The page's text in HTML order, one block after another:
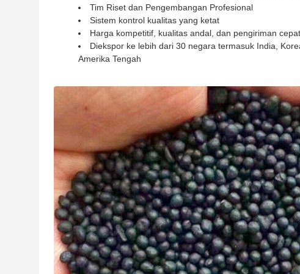
Tim Riset dan Pengembangan Profesional
Sistem kontrol kualitas yang ketat
Harga kompetitif, kualitas andal, dan pengiriman cepat
Diekspor ke lebih dari 30 negara termasuk India,
Amerika Tengah